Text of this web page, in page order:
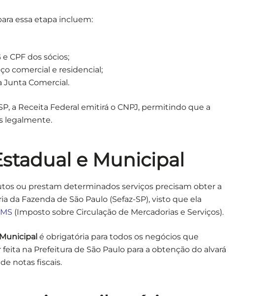
essa etapa incluem:
CPF dos sócios;
comercial e residencial;
Junta Comercial.
a Receita Federal emitirá o CNPJ, permitindo que a
legalmente.
e Municipal
ou prestam determinados serviços precisam obter a
da Fazenda de São Paulo (Sefaz-SP), visto que ela
(Imposto sobre Circulação de Mercadorias e Serviços).
é obrigatória para todos os negócios que
na Prefeitura de São Paulo para a obtenção do alvará
notas fiscais.